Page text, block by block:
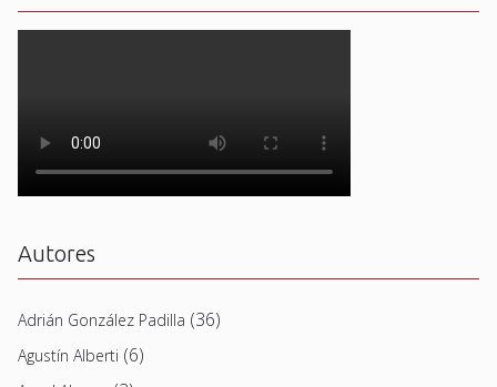
Autores
Adrián González Padilla (36)
Agustín Alberti (6)